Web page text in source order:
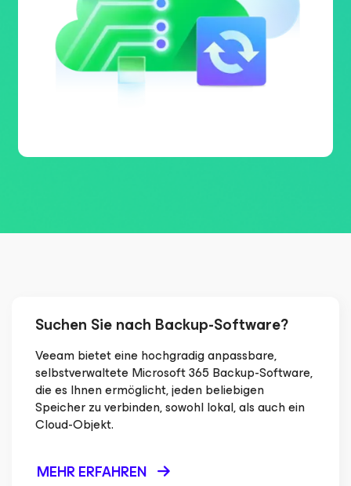
Suchen Sie nach Backup-Software?
Veeam bietet eine hochgradig anpassbare,
selbstverwaltete Microsoft 365 Backup-Software,
die es Ihnen ermöglicht, jeden beliebigen
Speicher zu verbinden, sowohl lokal, als auch ein
Cloud-Objekt.
MEHR ERFAHREN